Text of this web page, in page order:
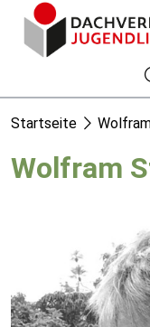
Startseite
Wolfram